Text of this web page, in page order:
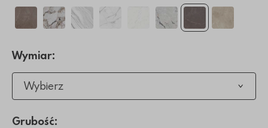
Wymiar:
Wybierz
Grubość: